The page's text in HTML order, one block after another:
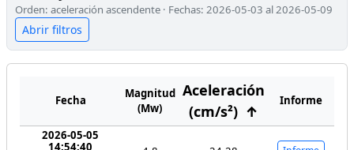
Orden: aceleración ascendente · Fechas: 2026-05-03 al 2026-05-09
Abrir filtros
Fecha
Magnitud
(Mw)
Aceleración
(cm/s²) ↑
Informe
2026-05-05
14:54:40